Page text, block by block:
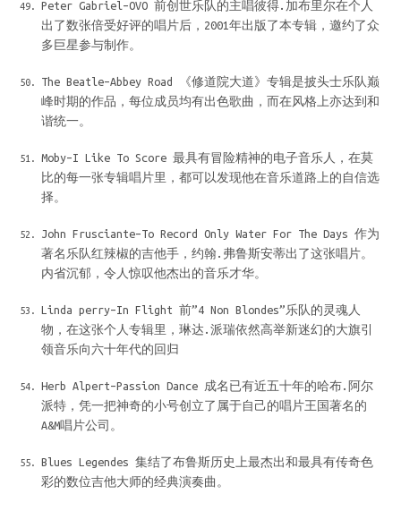
Peter Gabriel–OVO 前创世乐队的主唱彼得.加布里尔在个人
出了数张倍受好评的唱片后，2001年出版了本专辑，邀约了众
多巨星参与制作。
The Beatle–Abbey Road 《修道院大道》专辑是披头士乐队巅
峰时期的作品，每位成员均有出色歌曲，而在风格上亦达到和
谐统一。
Moby–I Like To Score 最具有冒险精神的电子音乐人，在莫
比的每一张专辑唱片里，都可以发现他在音乐道路上的自信选
择。
John Frusciante–To Record Only Water For The Days 作为
著名乐队红辣椒的吉他手，约翰.弗鲁斯安蒂出了这张唱片。
内省沉郁，令人惊叹他杰出的音乐才华。
Linda perry–In Flight 前”4 Non Blondes”乐队的灵魂人
物，在这张个人专辑里，琳达.派瑞依然高举新迷幻的大旗引
领音乐向六十年代的回归
Herb Alpert–Passion Dance 成名已有近五十年的哈布.阿尔
派特，凭一把神奇的小号创立了属于自己的唱片王国著名的
A&M唱片公司。
Blues Legendes 集结了布鲁斯历史上最杰出和最具有传奇色
彩的数位吉他大师的经典演奏曲。